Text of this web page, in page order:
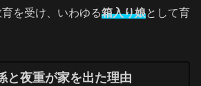
を受け、いわゆる箱入り娘として育
と夜重が家を出た理由